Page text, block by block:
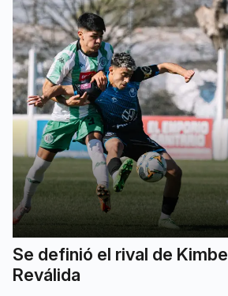
Se definió el rival de
Reválida